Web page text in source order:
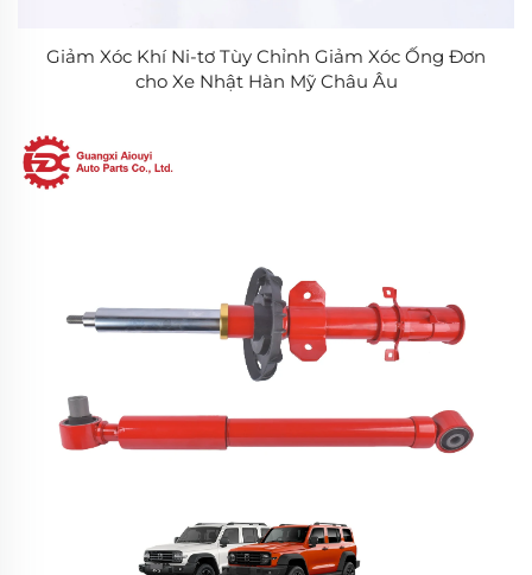
Giảm Xóc Khí Ni-tơ Tùy Chỉnh Giảm Xóc Ống Đơn
cho Xe Nhật Hàn Mỹ Châu Âu